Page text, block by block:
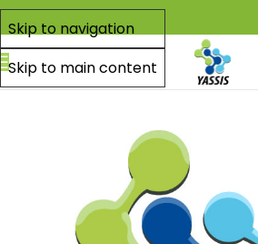
Skip to navigation
Skip to main content